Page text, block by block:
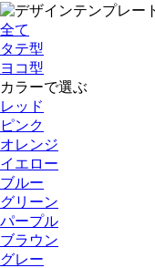
全て
タテ型
ヨコ型
カラーで選ぶ
レッド
ピンク
オレンジ
イエロー
ブルー
グリーン
パープル
ブラウン
グレー